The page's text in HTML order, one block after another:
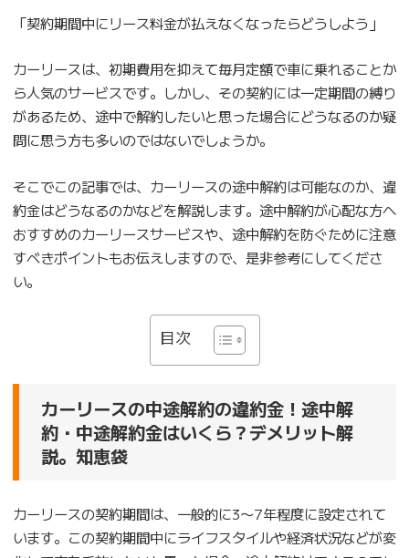
「契約期間中にリース料金が払えなくなったらどうしよう」
カーリースは、初期費用を抑えて毎月定額で車に乗れることか
ら人気のサービスです。しかし、その契約には一定期間の縛り
があるため、途中で解約したいと思った場合にどうなるのか疑
問に思う方も多いのではないでしょうか。
そこでこの記事では、カーリースの途中解約は可能なのか、違
約金はどうなるのかなどを解説します。途中解約が心配な方へ
おすすめのカーリースサービスや、途中解約を防ぐために注意
すべきポイントもお伝えしますので、是非参考にしてくださ
い。
目次
カーリースの中途解約の違約金！途中解
約・中途解約金はいくら？デメリット解
説。知恵袋
カーリースの契約期間は、一般的に3〜7年程度に設定されて
います。この契約期間中にライフスタイルや経済状況などが変